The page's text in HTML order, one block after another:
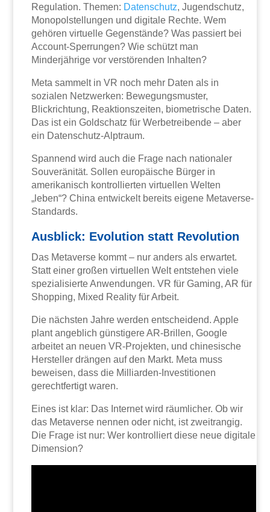
Regulation. Themen: Datenschutz, Jugendschutz,
Monopolstellungen und digitale Rechte. Wem
gehören virtuelle Gegenstände? Was passiert bei
Account-Sperrungen? Wie schützt man
Minderjährige vor verstörenden Inhalten?
Meta sammelt in VR noch mehr Daten als in
sozialen Netzwerken: Bewegungsmuster,
Blickrichtung, Reaktionszeiten, biometrische Daten.
Das ist ein Goldschatz für Werbetreibende – aber
ein Datenschutz-Alptraum.
Spannend wird auch die Frage nach nationaler
Souveränität. Sollen europäische Bürger in
amerikanisch kontrollierten virtuellen Welten
„leben“? China entwickelt bereits eigene Metaverse-
Standards.
Ausblick: Evolution statt Revolution
Das Metaverse kommt – nur anders als erwartet.
Statt einer großen virtuellen Welt entstehen viele
spezialisierte Anwendungen. VR für Gaming, AR für
Shopping, Mixed Reality für Arbeit.
Die nächsten Jahre werden entscheidend. Apple
plant angeblich günstigere AR-Brillen, Google
arbeitet an neuen VR-Projekten, und chinesische
Hersteller drängen auf den Markt. Meta muss
beweisen, dass die Milliarden-Investitionen
gerechtfertigt waren.
Eines ist klar: Das Internet wird räumlicher. Ob wir
das Metaverse nennen oder nicht, ist zweitrangig.
Die Frage ist nur: Wer kontrolliert diese neue digitale
Dimension?